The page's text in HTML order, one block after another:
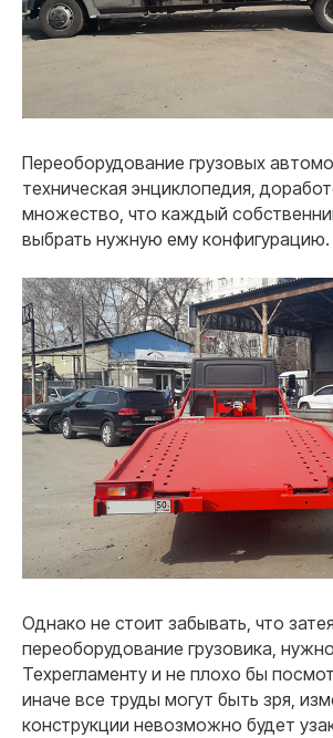
Переоборудование грузовых
техническая энциклопедия,
множество, что каждый
выбрать нужную ему конфигурацию.
Однако не стоит забывать, что
переоборудование грузовика,
Техрегламенту и не плохо бы
иначе все труды могут быть зря,
конструкции невозможно будет